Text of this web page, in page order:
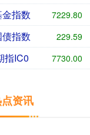
指数 7229.80
债指数 229.59
指IC0 7730.00
资讯